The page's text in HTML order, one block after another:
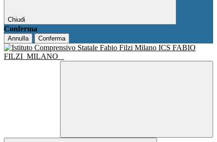
Chiudi
Conferma
Annulla Conferma
ICS FABIO
FILZI MILANO